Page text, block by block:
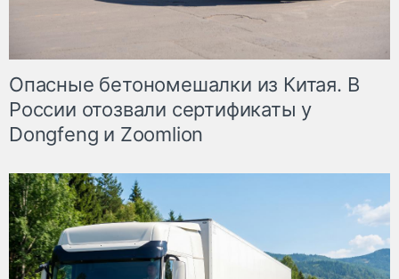
Опасные бетономешалки из Китая. В
России отозвали сертификаты у
Dongfeng и Zoomlion